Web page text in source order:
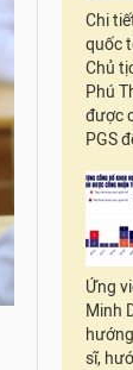
Chi
quốc
Chủ
Phú
được
PGS
Ứng
Minh
sĩ,